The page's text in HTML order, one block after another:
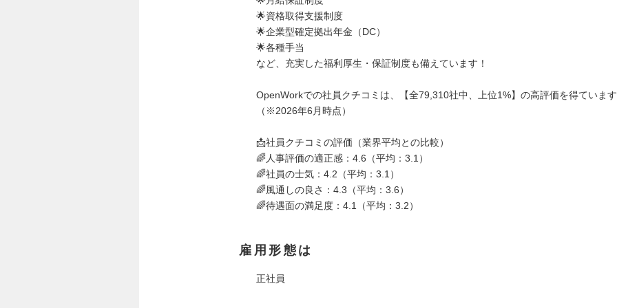
🌟資格取得支援制度
🌟企業型確定拠出年金（DC）
🌟各種手当
など、充実した福利厚生・保証制度も備えています！
OpenWorkでの社員クチコミは、【全79,310社中、上位1%】の高評価を得ていま
（※2026年6月時点）
📩社員クチコミの評価（業界平均との比較）
🌈人事評価の適正感：4.6（平均：3.1）
🌈社員の士気：4.2（平均：3.1）
🌈風通しの良さ：4.3（平均：3.6）
🌈待遇面の満足度：4.1（平均：3.2）
雇用形態は
正社員